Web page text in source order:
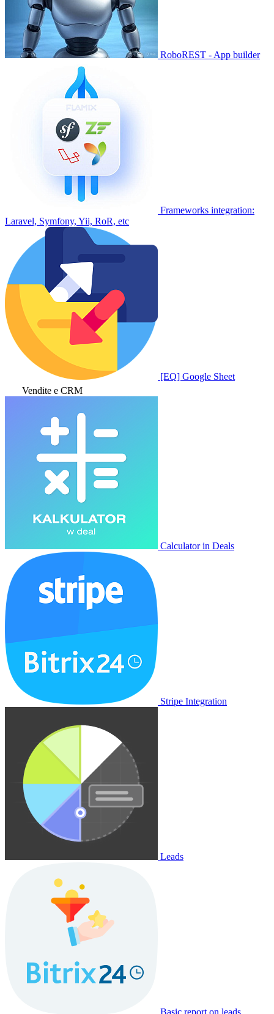
RoboREST - App builder
Frameworks integration:
Laravel, Symfony, Yii, RoR, etc
[EQ] Google Sheet
Vendite e CRM
Calculator in Deals
Stripe Integration
Leads
Basic report on leads